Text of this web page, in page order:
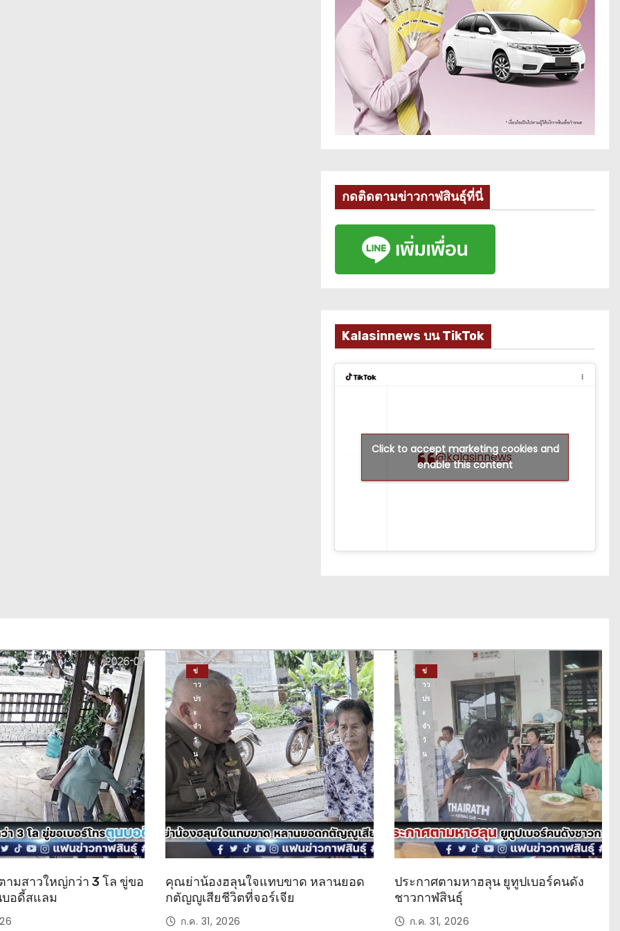
กดติดตามข่าวกาฬสินธุ์ที่นี่
Kalasinnews บน TikTok
@kalasinnews
Click to accept marketing cookies and
enable this content
ามสาวใหญ่กว่า 3 โล ขู่ขอ
บอดี้สแลม
ข่
าว
ปร
ะ
จำ
วั
น
คุณย่าน้องฮลุนใจแทบขาด หลานยอด
กตัญญูเสียชีวิตที่จอร์เจีย
ก.ค. 31, 2026
ข่
าว
ปร
ะ
จำ
วั
น
ประกาศตามหาฮลุน ยูทูปเบอร์คนดัง
ชาวกาฬสินธุ์
ก.ค. 31, 2026